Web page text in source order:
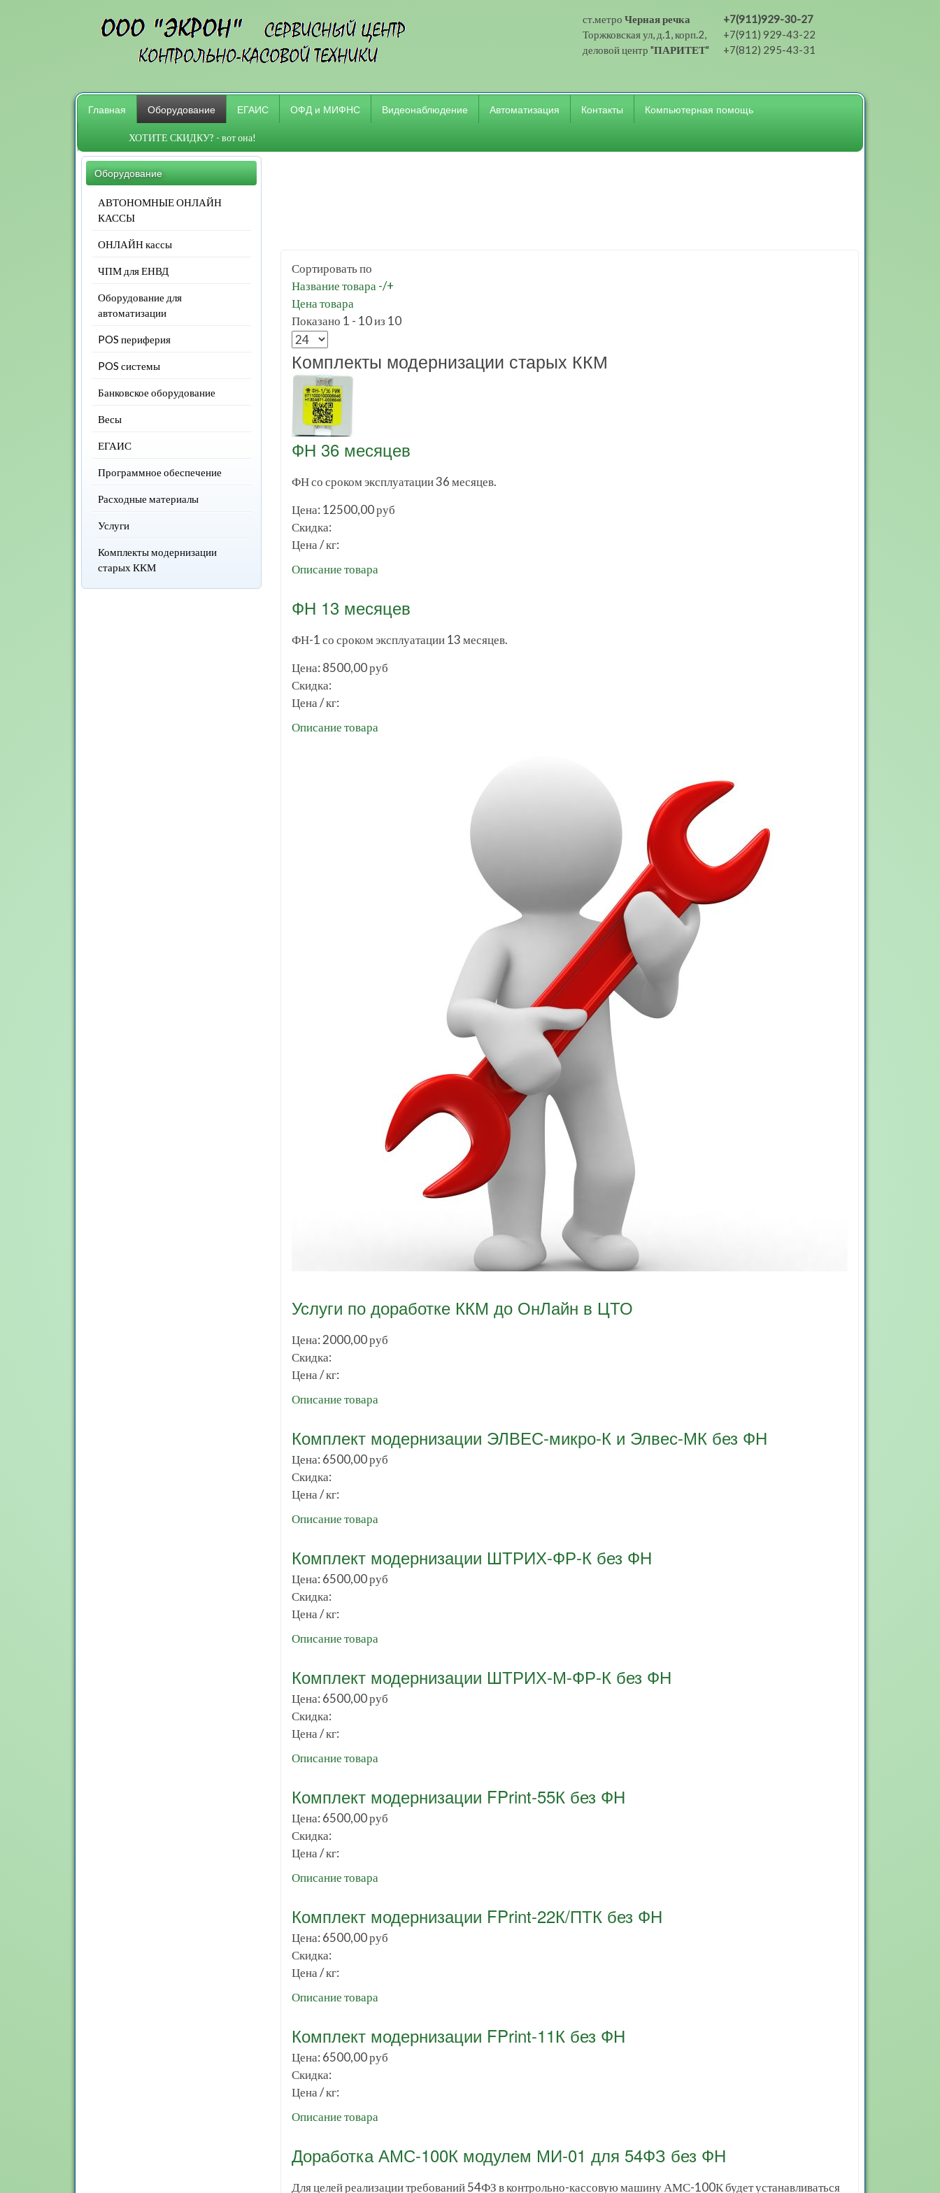
ст.метро Черная речка
Торжковская ул, д.1, корп.2,
деловой центр "ПАРИТЕТ"
+7(911)929-30-27
+7(911) 929-43-22
+7(812) 295-43-31
Главная Оборудование ЕГАИС ОФД и МИФНС Видеонаблюдение Автоматизация Контакты Компьютерная помощь
ХОТИТЕ СКИДКУ? - вот она!
Оборудование
АВТОНОМНЫЕ ОНЛАЙН
КАССЫ
ОНЛАЙН кассы
ЧПМ для ЕНВД
Оборудование для
автоматизации
POS периферия
POS системы
Банковское оборудование
Весы
ЕГАИС
Программное обеспечение
Расходные материалы
Услуги
Комплекты модернизации
старых ККМ
Сортировать по
Название товара -/+
Цена товара
Показано 1 - 10 из 10
Комплекты модернизации старых ККМ
ФН 36 месяцев
ФН со сроком эксплуатации 36 месяцев.
Цена: 12500,00 руб
Скидка:
Цена / кг:
Описание товара
ФН 13 месяцев
ФН-1 со сроком эксплуатации 13 месяцев.
Цена: 8500,00 руб
Скидка:
Цена / кг:
Описание товара
Услуги по доработке ККМ до ОнЛайн в ЦТО
Цена: 2000,00 руб
Скидка:
Цена / кг:
Описание товара
Комплект модернизации ЭЛВЕС-микро-К и Элвес-МК без ФН
Цена: 6500,00 руб
Скидка:
Цена / кг:
Описание товара
Комплект модернизации ШТРИХ-ФР-К без ФН
Цена: 6500,00 руб
Скидка:
Цена / кг:
Описание товара
Комплект модернизации ШТРИХ-М-ФР-К без ФН
Цена: 6500,00 руб
Скидка:
Цена / кг:
Описание товара
Комплект модернизации FPrint-55К без ФН
Цена: 6500,00 руб
Скидка:
Цена / кг:
Описание товара
Комплект модернизации FPrint-22К/ПТК без ФН
Цена: 6500,00 руб
Скидка:
Цена / кг:
Описание товара
Комплект модернизации FPrint-11К без ФН
Цена: 6500,00 руб
Скидка:
Цена / кг:
Описание товара
Доработка АМС-100К модулем МИ-01 для 54ФЗ без ФН
Для целей реализации требований 54ФЗ в контрольно-кассовую машину АМС-100К будет устанавливаться